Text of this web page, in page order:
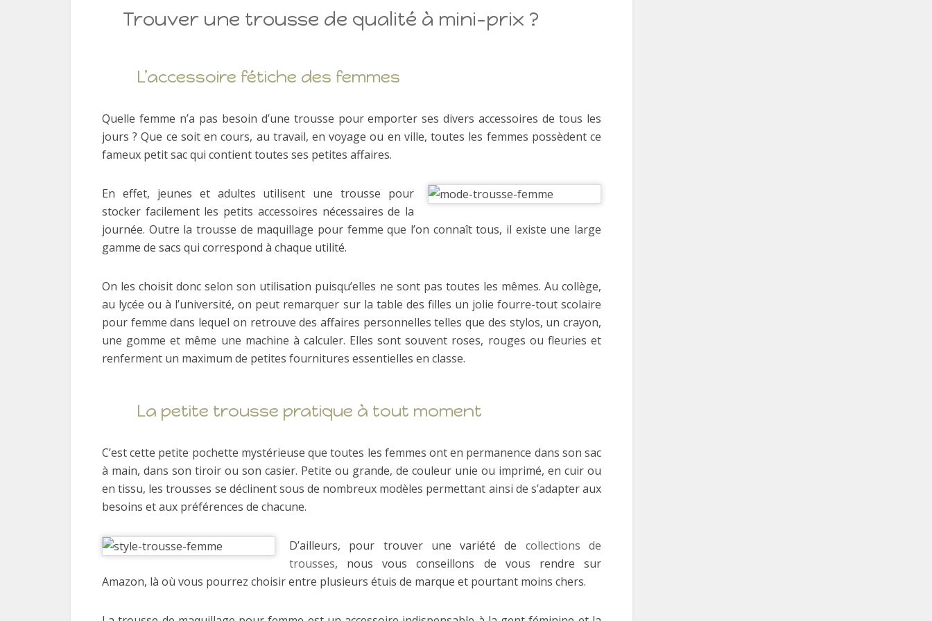
Trouver une trousse de qualité à mini-prix ?
L’accessoire fétiche des femmes
Quelle femme n’a pas besoin d’une trousse pour emporter ses divers accessoires de tous les
jours ? Que ce soit en cours, au travail, en voyage ou en ville, toutes les femmes possèdent ce
fameux petit sac qui contient toutes ses petites affaires.
En effet, jeunes et adultes utilisent une trousse pour
stocker facilement les petits accessoires nécessaires de la
journée. Outre la trousse de maquillage pour femme que l’on connaît tous, il existe une large
gamme de sacs qui correspond à chaque utilité.
On les choisit donc selon son utilisation puisqu’elles ne sont pas toutes les mêmes. Au collège,
au lycée ou à l’université, on peut remarquer sur la table des filles un jolie fourre-tout scolaire
pour femme dans lequel on retrouve des affaires personnelles telles que des stylos, un crayon,
une gomme et même une machine à calculer. Elles sont souvent roses, rouges ou fleuries et
renferment un maximum de petites fournitures essentielles en classe.
La petite trousse pratique à tout moment
C’est cette petite pochette mystérieuse que toutes les femmes ont en permanence dans son sac
à main, dans son tiroir ou son casier. Petite ou grande, de couleur unie ou imprimé, en cuir ou
en tissu, les trousses se déclinent sous de nombreux modèles permettant ainsi de s’adapter aux
besoins et aux préférences de chacune.
D’ailleurs, pour trouver une variété de collections de
trousses, nous vous conseillons de vous rendre sur
Amazon, là où vous pourrez choisir entre plusieurs étuis de marque et pourtant moins chers.